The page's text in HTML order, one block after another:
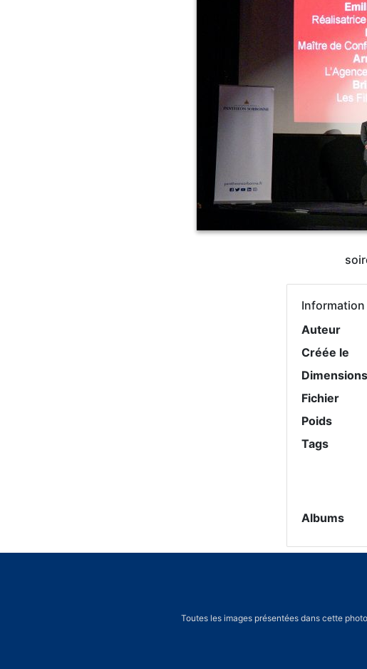
Information
Auteur
Créée le
Dimensions
Fichier
Poids
Tags
Albums
Toutes les images présentées dans cette